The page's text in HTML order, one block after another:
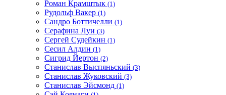
Роман Крамштык (1)
Рудольф Вакер (1)
Сандро Боттичелли (1)
Серафина Луи (3)
Сергей Судейкин (1)
Сесил Алдин (1)
Сигрид Йертон (2)
Станислав Выспяньский (3)
Станислав Жуковский (3)
Станислав Эйсмонд (1)